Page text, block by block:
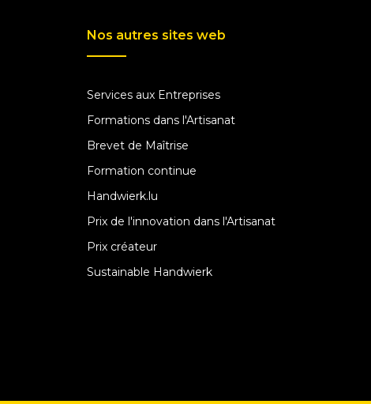
Nos autres sites web
Services aux Entreprises
Formations dans l'Artisanat
Brevet de Maîtrise
Formation continue
Handwierk.lu
Prix de l'innovation dans l'Artisanat
Prix créateur
Sustainable Handwierk